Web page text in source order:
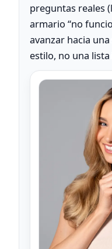
preguntas reales
armario “no
avanzar hacia
estilo, no una